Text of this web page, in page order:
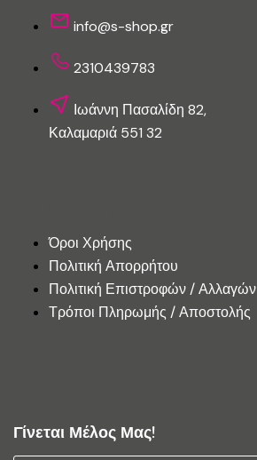
info@s-shop.gr
2310439783
Ιωάννη Πασαλίδη 82,
Καλαμαριά 551 32
Όροι Χρήσης
Πολιτική Απορρήτου
Πολιτική Επιστροφών / Αλλαγών
Τρόποι Πληρωμής / Αποστολής
Γίνεται Μέλος Μας!